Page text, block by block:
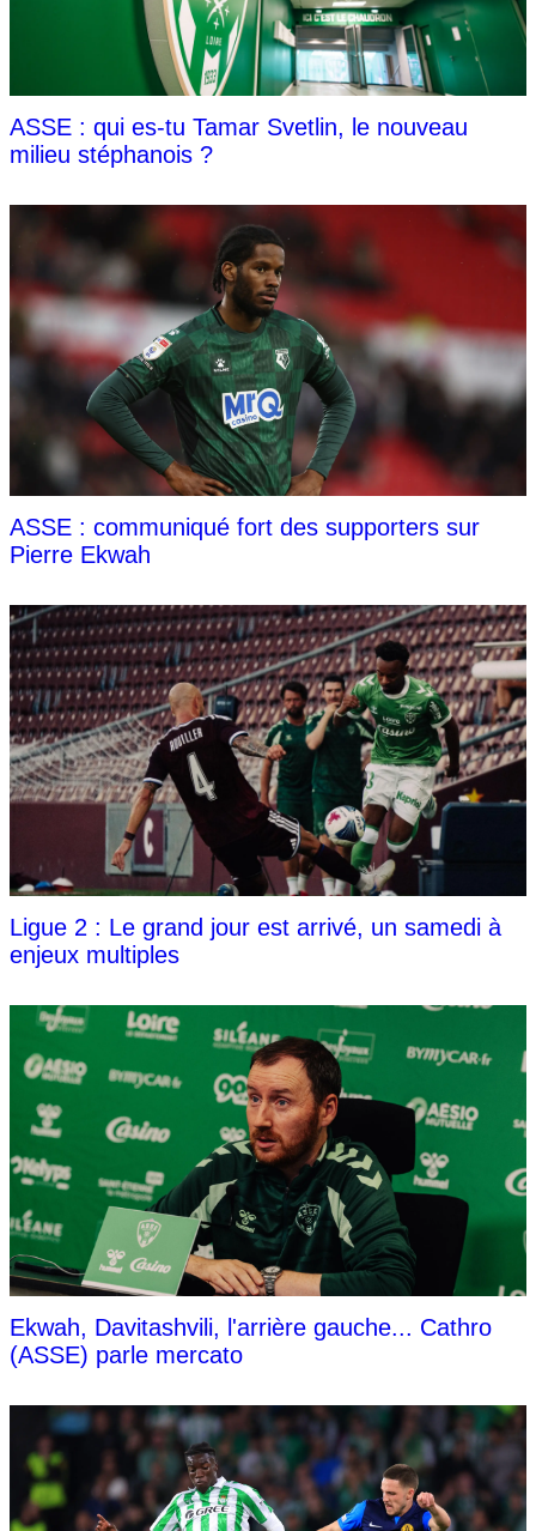
ASSE : qui es-tu Tamar Svetlin, le nouveau
milieu stéphanois ?
ASSE : communiqué fort des supporters sur
Pierre Ekwah
Ligue 2 : Le grand jour est arrivé, un samedi à
enjeux multiples
Ekwah, Davitashvili, l'arrière gauche... Cathro
(ASSE) parle mercato